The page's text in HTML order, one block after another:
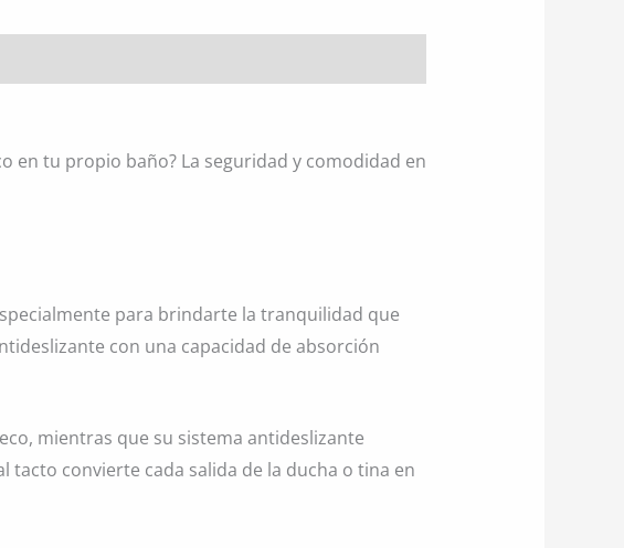
en tu propio baño? La seguridad y comodidad en
para brindarte la tranquilidad que
con una capacidad de absorción
mientras que su sistema antideslizante
tacto convierte cada salida de la ducha o tina en